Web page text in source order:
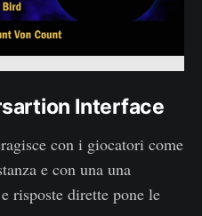
Interface
con i giocatori come
e con una una
risposte dirette pone le